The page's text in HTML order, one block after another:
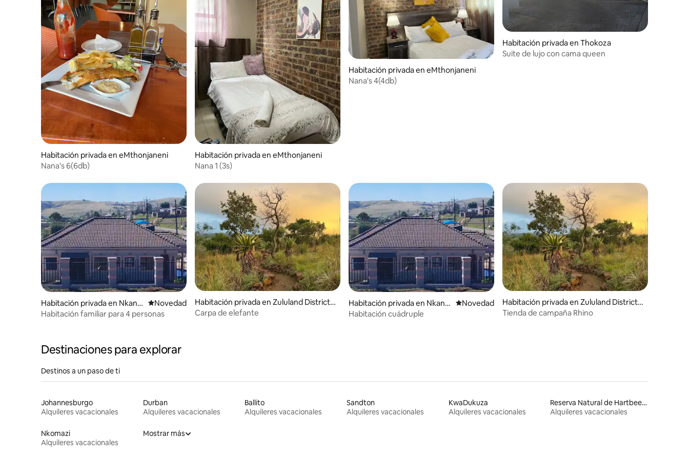
Habitación privada en eMthonjaneni
Nana's 6(6db)
Habitación privada en eMthonjaneni
Nana 1 (3s)
Habitación privada en eMthonjaneni
Nana's 4(4db)
Habitación privada en Thokoza
Suite de lujo con cama queen
Habitación privada en Nkandl
a
Lugar para hospedarse
Novedad
Habitación familiar para 4 personas
Habitación privada en Zululand District
Municipality
Carpa de elefante
Habitación privada en Nkandl
a
Lugar para hospedarse
Novedad
Habitación cuádruple
Habitación privada en Zululand District
Municipality
Tienda de campaña Rhino
Destinaciones para explorar
Destinos a un paso de ti
Johannesburgo
Alquileres vacacionales
Durban
Alquileres vacacionales
Ballito
Alquileres vacacionales
Sandton
Alquileres vacacionales
KwaDukuza
Alquileres vacacionales
Reserva Natural de Hartbeespoort
Alquileres vacacionales
Nkomazi
Alquileres vacacionales
Mostrar más